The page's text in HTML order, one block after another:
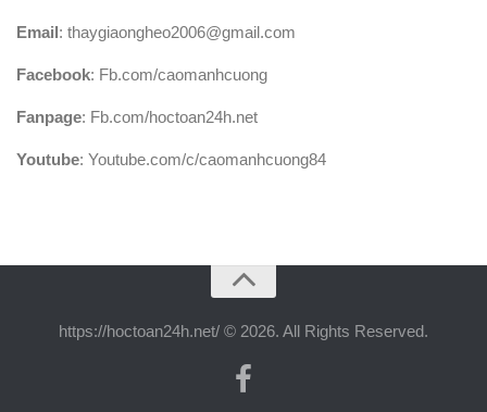
Email: thaygiaongheo2006@gmail.com
Facebook: Fb.com/caomanhcuong
Fanpage: Fb.com/hoctoan24h.net
Youtube: Youtube.com/c/caomanhcuong84
https://hoctoan24h.net/ © 2026. All Rights Reserved.